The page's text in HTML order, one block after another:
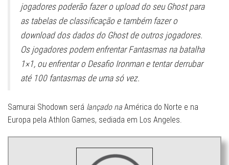
jogadores poderão fazer o upload do seu Ghost para
as tabelas de classificação e também fazer o
download dos dados do Ghost de outros jogadores.
Os jogadores podem enfrentar Fantasmas na batalha
1×1, ou enfrentar o Desafio Ironman e tentar derrubar
até 100 fantasmas de uma só vez.
Samurai Shodown será lançado na América do Norte e na
Europa pela Athlon Games, sediada em Los Angeles.